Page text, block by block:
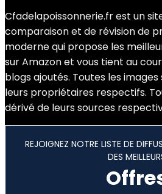
Cfadelapoissonnerie.fr est un
comparaison et de révision de
moderne qui propose les
sur Amazon et vous tient au
blogs ajoutés. Toutes les
leurs propriétaires respectifs.
dérivé de leurs sources
REJOIGNEZ NOTRE LISTE DE
DES